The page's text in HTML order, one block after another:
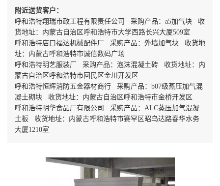
附近送货客户：
呼和浩特翔瑞市政工程有限责任公司 采购产品：a5加气块 收
货地址：内蒙古自治区呼和浩特市大学西路长兴大厦509室
呼和浩特店口福达机械配件厂 采购产品：外墙加气块 收货地
址：内蒙古呼和浩特市诚信数码广场
呼和浩特明艺服装厂 采购产品：泡沫混凝土砖 收货地址：内
蒙古自治区呼和浩特市回民区金川开发区
呼和浩特恒辉消防五金器材商行 采购产品：b07级蒸压加气混
凝土砌块 收货地址：内蒙古自治区呼和浩特市金桥开发区
呼和浩特明华食品厂有限公司 采购产品：ALC蒸压加气混凝
土板 收货地址：内蒙古呼和浩特市赛罕区昭乌达路春华水务
大厦1210室